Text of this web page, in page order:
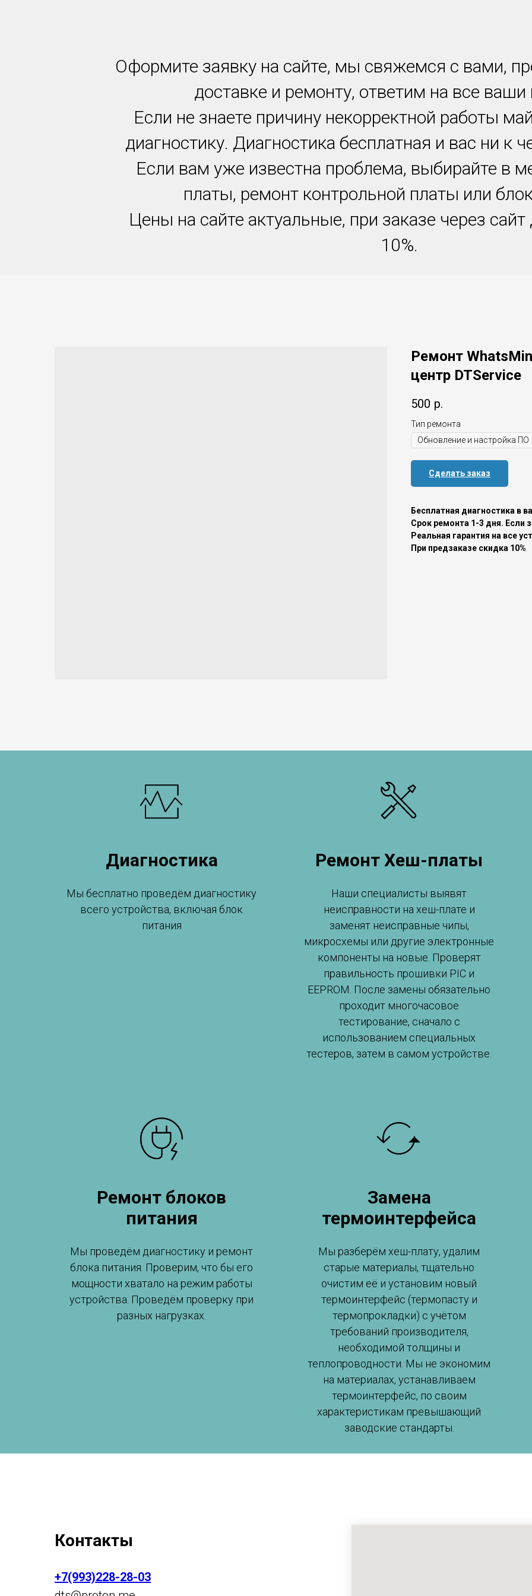
Оформите заявку на сайте, мы свяжемся с вами,
доставке и ремонту, ответим на все
Если не знаете причину некорректной работы
диагностику. Диагностика бесплатная и вас ни к
Если вам уже известна проблема, выбирайте в
платы, ремонт контрольной платы или
Цены на сайте актуальные, при заказе через сайт
10%.
Ремонт
центр DTService
500 р.
Тип ремонта
Сделать заказ
Бесплатная диагностика в
Срок ремонта 1-3 дня. Если
Реальная гарантия на все
При предзаказе скидка 10%
Диагностика
Мы бесплатно проведём диагностику
всего устройства, включая блок
питания
Ремонт Хеш-платы
Наши специалисты выявят
неисправности на хеш-плате и
заменят неисправные чипы,
микросхемы или другие электронные
компоненты на новые. Проверят
правильность прошивки PIC и
EEPROM. После замены обязательно
проходит многочасовое
тестирование, сначало с
использованием специальных
тестеров, затем в самом устройстве.
Ремонт блоков
питания
Мы проведём диагностику и ремонт
блока питания. Проверим, что бы его
мощности хватало на режим работы
устройства. Проведём проверку при
разных нагрузках.
Замена
термоинтерфейса
Мы разберём хеш-плату, удалим
старые материалы, тщательно
очистим её и установим новый
термоинтерфейс (термопасту и
термопрокладки) с учётом
требований производителя,
необходимой толщины и
теплопроводности. Мы не экономим
на материалах, устанавливаем
термоинтерфейс, по своим
характеристикам превышающий
заводские стандарты.
Контакты
+7(993)228-28-03